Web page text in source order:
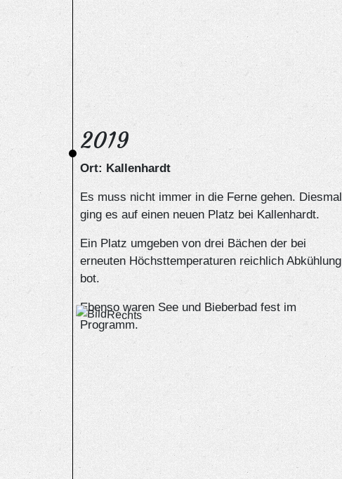
2019
Ort: Kallenhardt
Es muss nicht immer in die Ferne gehen. Diesmal
ging es auf einen neuen Platz bei Kallenhardt.
Ein Platz umgeben von drei Bächen der bei
erneuten Höchsttemperaturen reichlich Abkühlung
bot.
Ebenso waren See und Bieberbad fest im
Programm.